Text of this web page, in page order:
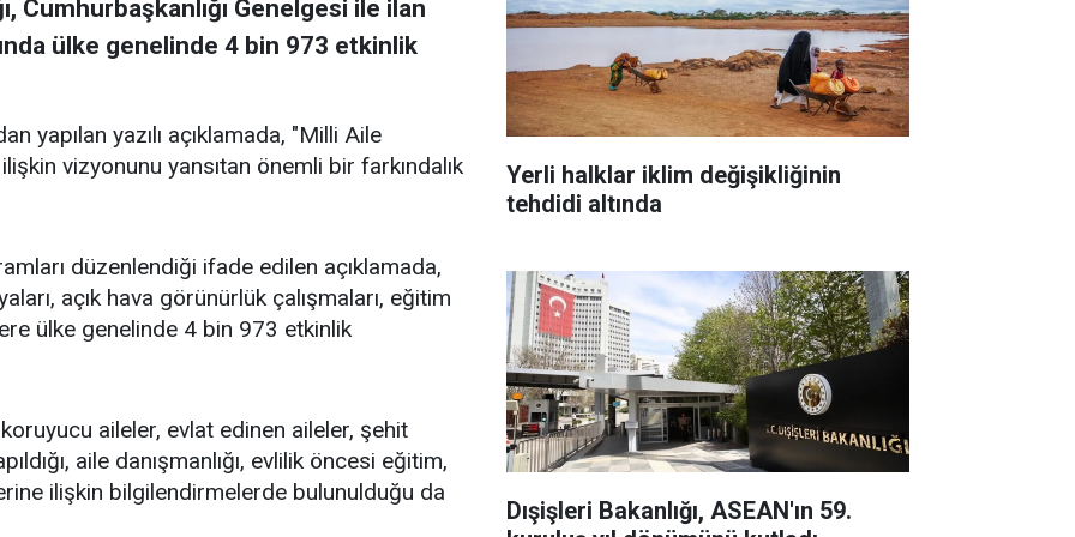
Cumhurbaşkanlığı Genelgesi ile ilan
ülke genelinde 4 bin 973 etkinlik
yapılan yazılı açıklamada, "Milli Aile
vizyonunu yansıtan önemli bir farkındalık
düzenlendiği ifade edilen açıklamada,
açık hava görünürlük çalışmaları, eğitim
ülke genelinde 4 bin 973 etkinlik
aileler, evlat edinen aileler, şehit
aile danışmanlığı, evlilik öncesi eğitim,
ilişkin bilgilendirmelerde bulunulduğu da
Yerli halklar iklim değişikliğinin
tehdidi altında
Dışişleri Bakanlığı, ASEAN'ın 59.